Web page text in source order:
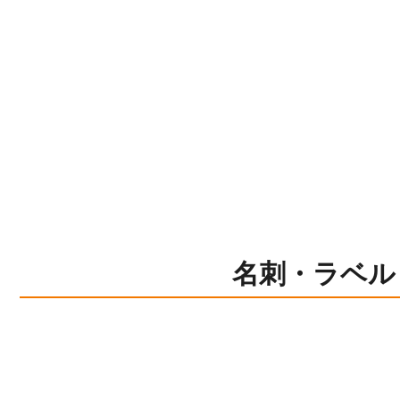
名刺・ラベ